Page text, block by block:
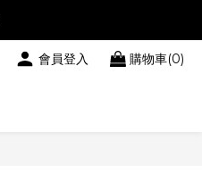
會員登入 購物車(0)